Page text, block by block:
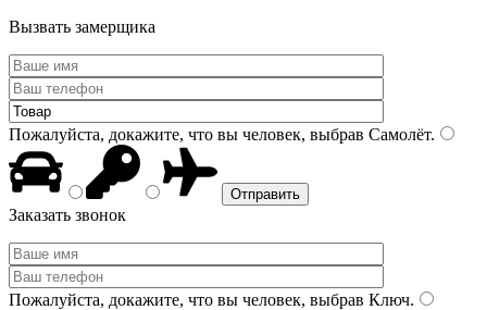
Вызвать замерщика
Пожалуйста, докажите, что вы человек, выбрав Самолёт.
Заказать звонок
Пожалуйста, докажите, что вы человек, выбрав Ключ.